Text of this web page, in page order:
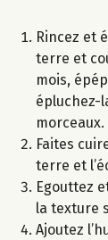
Rincez et
terre et
mois,
épluchez-
Faites
terre et
Egouttez
la texture
Ajoutez